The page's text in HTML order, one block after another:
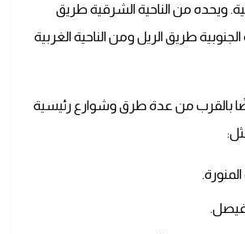
ويحده من الناحية الشرقية طريق
طريق الريل ومن الناحية الغربية
بالقرب من عدة طرق وشوارع رئيسية